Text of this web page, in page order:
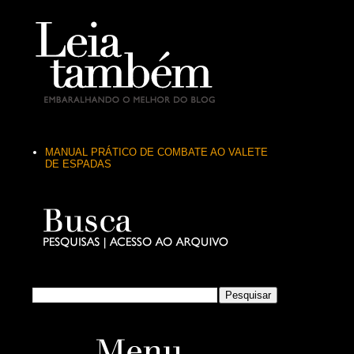
MANUAL PRÁTICO DE COMBATE AO VALETE
DE ESPADAS